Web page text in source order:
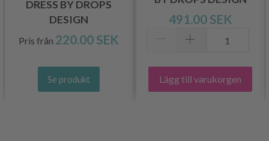
DRESS BY DROPS
DESIGN
Pris från 220.00 SEK
Se produkt
491.00 SEK
Lägg till varukorgen